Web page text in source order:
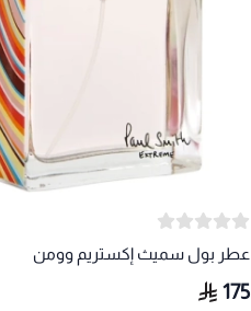
عطر بول سميث إكستريم وومن
175